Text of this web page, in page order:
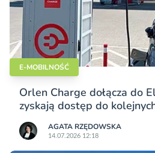
E-MOBILNOŚĆ
Orlen Charge dołącza do
zyskają dostęp do
AGATA RZĘDOWSKA
14.07.2026 12:18